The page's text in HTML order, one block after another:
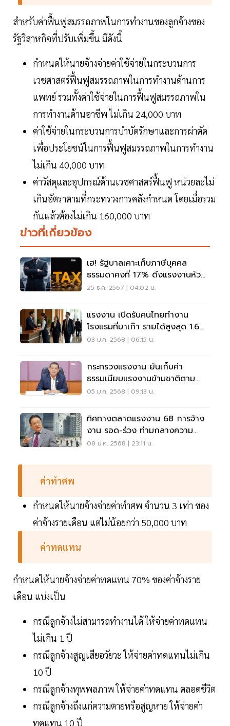
สำหรับค่าฟื้นฟูสมรรถภาพในการทำงานของลูกจ้างของ
รัฐวิสาหกิจที่ปรับเพิ่มขึ้น มีดังนี้
กำหนดให้นายจ้างจ่ายค่าใช้จ่ายในกระบวนการ
เวชศาสตร์ฟื้นฟูสมรรถภาพในการทำงานด้านการ
แพทย์ รวมทั้งค่าใช้จ่ายในการฟื้นฟูสมรรถภาพใน
การทำงานด้านอาชีพ ไม่เกิน 24,000 บาท
ค่าใช้จ่ายในกระบวนการบำบัดรักษาและการผ่าตัด
เพื่อประโยชน์ในการฟื้นฟูสมรรถภาพในการทำงาน
ไม่เกิน 40,000 บาท
ค่าวัสดุและอุปกรณ์ด้านเวชศาสตร์ฟื้นฟู หน่วยละไม่
เกินอัตราตามที่กระทรวงการคลังกำหนด โดยเมื่อรวม
กันแล้วต้องไม่เกิน 160,000 บาท
ข่าวที่เกี่ยวข้อง
เฮ! รัฐบาลเคาะเก็บภาษีบุคคล
ธรรมดาคงที่ 17% ดึงแรงงานหัว
กะทิทักษะสูง
25 ธ.ค. 2567 | 04:02 น.
แรงงาน เปิดรับคนไทยทำงาน
โรงแรมที่มาเก๊า รายได้สูงสุด 1.6
แสนบาท
03 ม.ค. 2568 | 06:15 น.
กระทรวงแรงงาน ยันเก็บค่า
ธรรมเนียมแรงงานข้ามชาติตาม
กฎหมาย
05 ม.ค. 2568 | 09:13 น.
ทิศทางตลาดแรงงาน 68 การจ้าง
งาน รอด-ร่วง ท่ามกลางความ
เสี่ยงสารพัด
08 ม.ค. 2568 | 23:11 น.
ค่าทำศพ
กำหนดให้นายจ้างจ่ายค่าทำศพ จำนวน 3 เท่า ของ
ค่าจ้างรายเดือน แต่ไม่น้อยกว่า 50,000 บาท
ค่าทดแทน
กำหนดให้นายจ้างจ่ายค่าทดแทน 70% ของค่าจ้างราย
เดือน แบ่งเป็น
กรณีลูกจ้างไม่สามารถทำงานได้ ให้จ่ายค่าทดแทน
ไม่เกิน 1 ปี
กรณีลูกจ้างสูญเสียอวัยวะ ให้จ่ายค่าทดแทนไม่เกิน
10 ปี
กรณีลูกจ้างทุพพลภาพ ให้จ่ายค่าทดแทน ตลอดชีวิต
กรณีลูกจ้างถึงแก่ความตายหรือสูญหาย ให้จ่ายค่า
ทดแทน 10 ปี